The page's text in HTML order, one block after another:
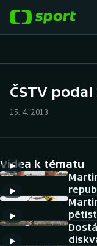
Hokej
Tenis
Atletika
Cyklistika
DALŠÍ SPORTY
ČSTV
15. 4. 2013
Videa k tématu